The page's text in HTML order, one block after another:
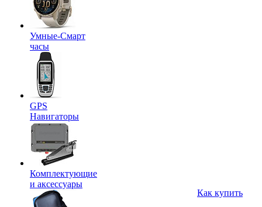
Умные-Смарт
часы
GPS
Навигаторы
Комплектующие
и аксессуары
Как купить